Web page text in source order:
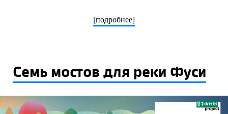
[подробнее]
Семь мостов для реки Фуси